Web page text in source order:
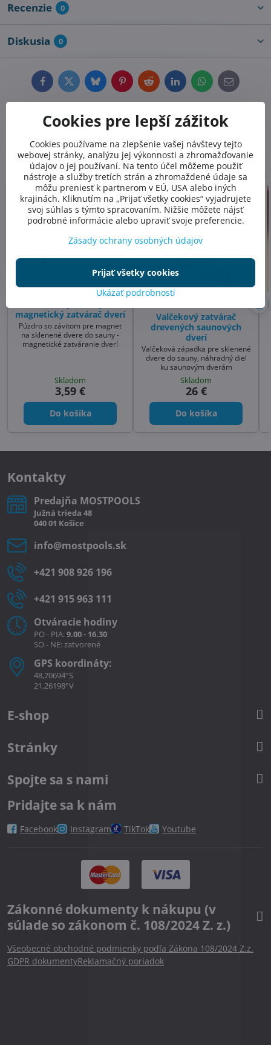
Recenzie 0
Diskusia 0
FacebookTwitterBlueskyPinterestRedditLinkedInWhatsApp
E-
mail
Predchádzajúci
produkt
Nasledujúci produkt
Alternatívne produkty
magnetický zatvárač dverí
Púzdro so závitom pre magnet
na sklenené dvere do sauny -
magnetické zatváranie dverí
Skladom
3,59 €
Do košíka
Valčekový zatvárač
drevených saunových
dverí
Valčeková západka pre sklenené
dvere do sauny, náhradný diel
ku saunovým dverám
Skladom
26 €
Do košíka
Kontakty
Predajňa MOSTPOOLS
Južná trieda 48
040 01 Košice
info​@mostpools​.sk
+421 908 926 196
+421 915 963 111
Otváracie hodiny
PO - PIA:9.00 - 16.30
SO - NE: zatvorené
GPS koordináty:
48,70694°S
21,26198°V
E-shop
Stránky
Spojte sa s nami
Pridajte sa k nám
Facebook Instagram TikTok Youtube
Zákonné dokumenty k nákupu (v
súlade so zákonom č. 108/2024 Z. z.)
Všeobecné obchodné podmienky podľa Zákona 108/2024 Z.z.
GDPR dokumentyReklamačný poriadok
Cookies pre lepší zážitok
Cookies používame na zlepšenie vašej návštevy tejto
webovej stránky, analýzu jej výkonnosti a zhromažďovanie
údajov o jej používaní. Na tento účel môžeme použiť
nástroje a služby tretích strán a zhromaždené údaje sa
môžu preniesť k partnerom v EÚ, USA alebo iných
krajinách. Kliknutím na „Prijať všetky cookies“ vyjadrujete
svoj súhlas s týmto spracovaním. Nižšie môžete nájsť
podrobné informácie alebo upraviť svoje preferencie.
Zásady ochrany osobných údajov
Ukázať podrobnosti
Prijať všetky cookies